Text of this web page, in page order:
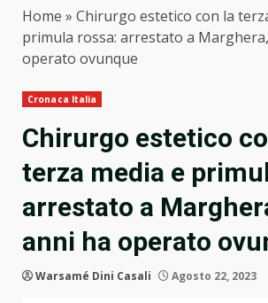
Home » Chirurgo estetico con la
primula rossa: arrestato a
operato ovunque
Cronaca Italia
Chirurgo estetico
terza media e
arrestato a
anni ha operato
Warsamé Dini Casali Agosto 22, 2023